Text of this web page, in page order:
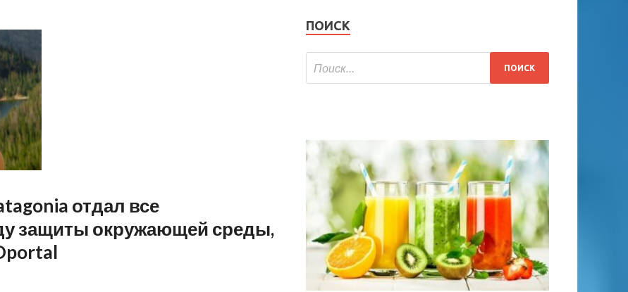
отдал все
защиты окружающей среды,
ПОИСК